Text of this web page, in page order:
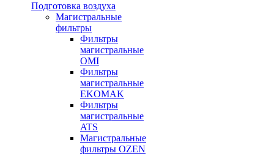
Подготовка воздуха
Магистральные
фильтры
Фильтры
магистральные
OMI
Фильтры
магистральные
EKOMAK
Фильтры
магистральные
ATS
Магистральные
фильтры OZEN